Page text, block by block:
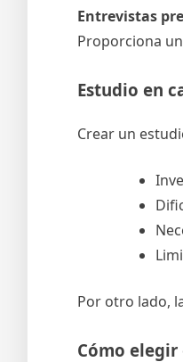
Entrevistas
Proporciona
Estudio en
Crear un
Por otro lado,
Cómo